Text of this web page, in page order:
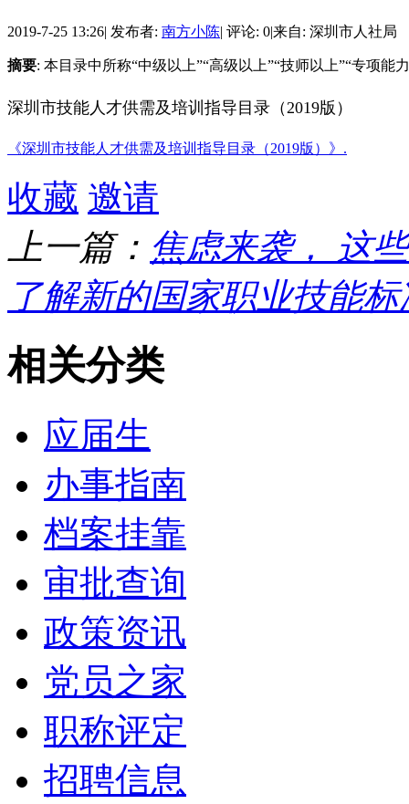
2019-7-25 13:26| 发布者: 南方小陈| 评论: 0|来自: 深圳市人社局
摘要: 本目录中所称“中级以上”“高级以上”“技师以上”“专项能
深圳市技能人才供需及培训指导目录 （ 2019版）
《深圳市技能人才供需及培训指导目录（2019版）》.
收藏 邀请
上一篇： 焦虑来袭， 这
了解新的国家职业技能
相关分类
应届生
办事指南
档案挂靠
审批查询
政策资讯
党员之家
职称评定
招聘信息